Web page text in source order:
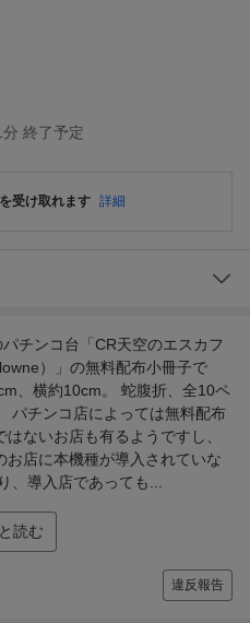
終了予定
受け取れます 詳細
チンコ台「CR天空のエスカフ
）」の無料配布小冊子で
、横約10cm。 蛇腹折、全10ペ
パチンコ店によっては無料配布
ないお店も有るようですし、
店に本機種が導入されていな
、導入店であっても...
読む
違反報告